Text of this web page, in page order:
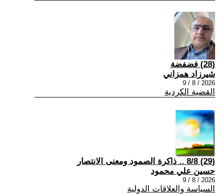
(28) فضفضة
شيرزاد همزاني
2026 / 8 / 9
القضية الكردية
(29) 8/8 .. ذاكرة الصمود ومعنى الانتصار
حسين علي محمود
2026 / 8 / 9
السياسة والعلاقات الدولية